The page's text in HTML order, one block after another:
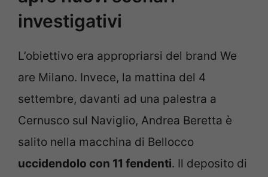
investigativi
L’obiettivo era appropriarsi del brand We
are Milano. Invece, la mattina del 4
settembre, davanti ad una palestra a
Cernusco sul Naviglio, Andrea Beretta è
salito nella macchina di Bellocco
uccidendolo con 11 fendenti. Il deposito di